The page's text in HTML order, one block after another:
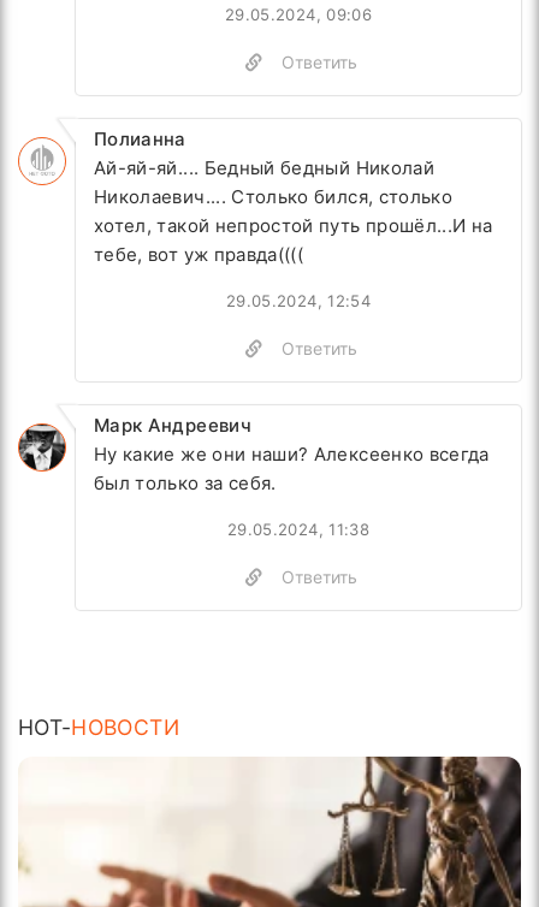
29.05.2024, 09:06
Ответить
Полианна
Ай-яй-яй.... Бедный бедный Николай
Николаевич.... Столько бился, столько
хотел, такой непростой путь прошёл...И на
тебе, вот уж правда((((
29.05.2024, 12:54
Ответить
Марк Андреевич
Ну какие же они наши? Алексеенко всегда
был только за себя.
29.05.2024, 11:38
Ответить
HOT-НОВОСТИ